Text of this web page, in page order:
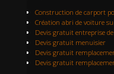
Construction de carport
Création abri de voiture
Devis gratuit entreprise
Devis gratuit menuisier
Devis gratuit
Devis gratuit